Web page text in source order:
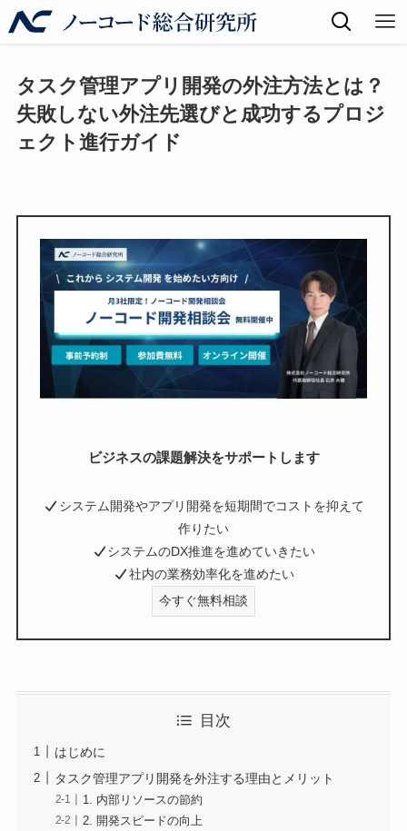
タスク管理アプリ開発の外注方法とは？
失敗しない外注先選びと成功するプロジ
ェクト進行ガイド
ビジネスの課題解決をサポートします
システム開発やアプリ開発を短期間でコストを抑えて
作りたい
システムのDX推進を進めていきたい
社内の業務効率化を進めたい
今すぐ無料相談
目次
はじめに
タスク管理アプリ開発を外注する理由とメリット
1. 内部リソースの節約
2. 開発スピードの向上